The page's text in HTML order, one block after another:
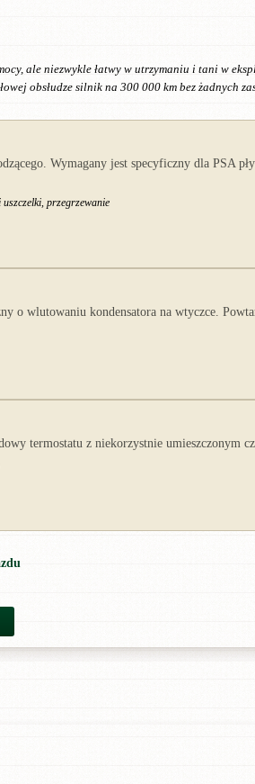
ale niezwykle łatwy w utrzymaniu i tani w
obsłudze silnik na 300 000 km bez żadnych
Wymagany jest specyficzny dla PSA
przegrzewanie
o wlutowaniu kondensatora na wtyczce.
termostatu z niekorzystnie umieszczonym